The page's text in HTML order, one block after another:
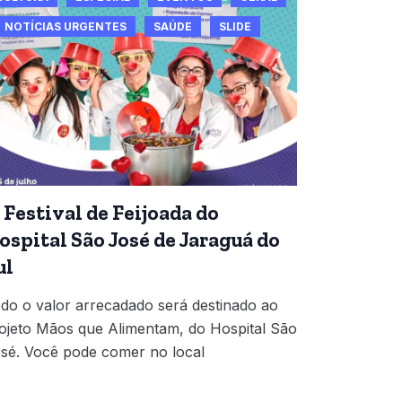
NOTÍCIAS URGENTES SAÚDE SLIDE
Festival de Feijoada do
São José de Jaraguá do
o valor arrecadado será destinado ao
Mãos que Alimentam, do Hospital São
Você pode comer no local